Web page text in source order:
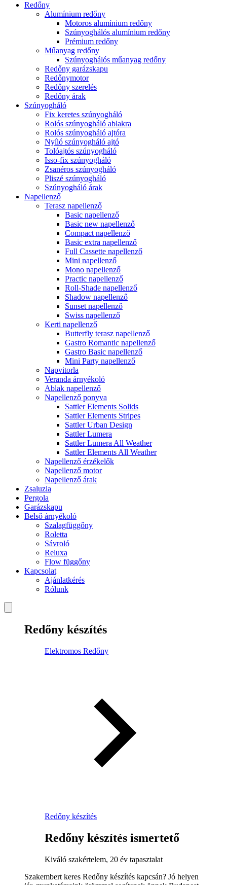
Redőny
Alumínium redőny
Motoros alumínium redőny
Szúnyoghálós alumínium redőny
Prémium redőny
Műanyag redőny
Szúnyoghálós műanyag redőny
Redőny garázskapu
Redőnymotor
Redőny szerelés
Redőny árak
Szúnyogháló
Fix keretes szúnyogháló
Rolós szúnyogháló ablakra
Rolós szúnyogháló ajtóra
Nyíló szúnyogháló ajtó
Tolóajtós szúnyogháló
Isso-fix szúnyogháló
Zsanéros szúnyogháló
Pliszé szúnyogháló
Szúnyogháló árak
Napellenző
Terasz napellenző
Basic napellenző
Basic new napellenző
Compact napellenző
Basic extra napellenző
Full Cassette napellenző
Mini napellenző
Mono napellenző
Practic napellenző
Roll-Shade napellenző
Shadow napellenző
Sunset napellenző
Swiss napellenző
Kerti napellenző
Butterfly terasz napellenző
Gastro Romantic napellenző
Gastro Basic napellenző
Mini Party napellenző
Napvitorla
Veranda árnyékoló
Ablak napellenző
Napellenző ponyva
Sattler Elements Solids
Sattler Elements Stripes
Sattler Urban Design
Sattler Lumera
Sattler Lumera All Weather
Sattler Elements All Weather
Napellenző érzékelők
Napellenző motor
Napellenző árak
Zsaluzia
Pergola
Garázskapu
Belső árnyékoló
Szalagfüggőny
Roletta
Sávroló
Reluxa
Flow függőny
Kapcsolat
Ajánlatkérés
Rólunk
Redőny készítés
Elektromos Redőny
Redőny készítés
Redőny készítés ismertető
Kiváló szakértelem, 20 év tapasztalat
Szakembert keres Redőny készítés kapcsán? Jó helyen